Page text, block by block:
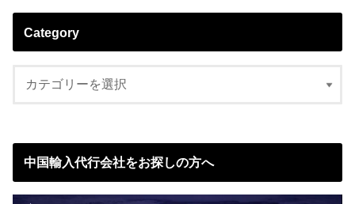
Category
中国輸入代行会社をお探しの方へ